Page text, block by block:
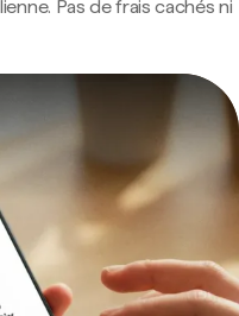
Pas de frais cachés ni